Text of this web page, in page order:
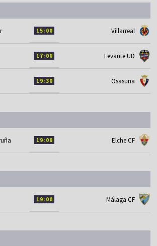
15:00 Villarreal
17:00 Levante UD
19:30 Osasuna
19:00 Elche CF
19:00 Málaga CF